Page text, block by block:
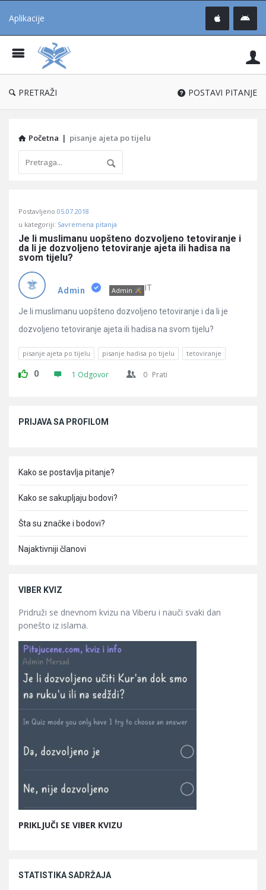
Aplikacije
®
PRETRAŽI POSTAVI PITANJE
Početna | pisanje ajeta po tijelu
Učene
Latest
Pitanja
Postavljeno 05.07.2018
u kategoriji: Savremena pitanja
Je li muslimanu uopšteno dozvoljeno tetoviranje i
da li je dozvoljeno tetoviranje ajeta ili hadisa na
svom tijelu?
Admin Admin IT
Je li muslimanu uopšteno dozvoljeno tetoviranje i da li je
dozvoljeno tetoviranje ajeta ili hadisa na svom tijelu?
pisanje ajeta po tijelu pisanje hadisa po tijelu tetoviranje
0 1 Odgovor 0 Prati
PRIJAVA SA PROFILOM
Kako se postavlja pitanje?
Kako se sakupljaju bodovi?
Šta su značke i bodovi?
Najaktivniji članovi
VIBER KVIZ
Pridruži se dnevnom kvizu na Viberu i nauči svaki dan
ponešto iz islama.
PRIKLJUČI SE VIBER KVIZU
STATISTIKA SADRŽAJA